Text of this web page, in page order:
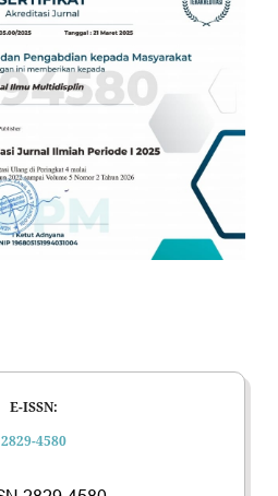
E-ISSN:
2829-4580